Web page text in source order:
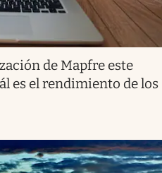
de Mapfre este
es el rendimiento de los